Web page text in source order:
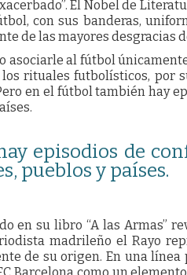
El Nobel de
con sus banderas,
de las mayores desgracias
asociarle al fútbol
los rituales futbolísticos, por
en el fútbol también hay
episodios de
pueblos y países.
en su libro “A las Armas”
madrileño el Rayo
de su origen. En una